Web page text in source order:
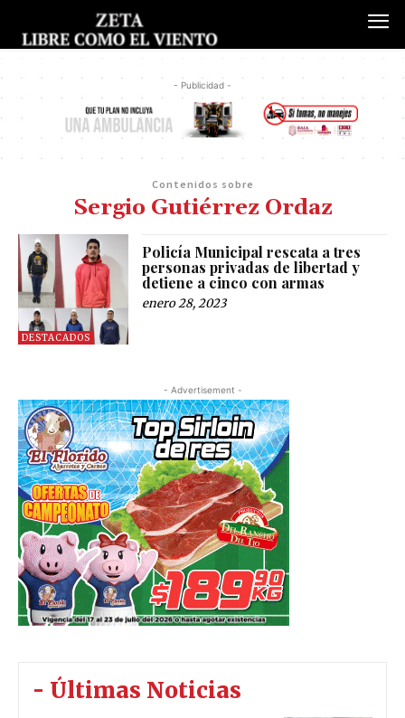
- Publicidad -
Contenidos sobre
Sergio Gutiérrez Ordaz
DESTACADOS
Policía Municipal rescata a tres
personas privadas de libertad y
detiene a cinco con armas
enero 28, 2023
- Advertisement -
- Últimas Noticias